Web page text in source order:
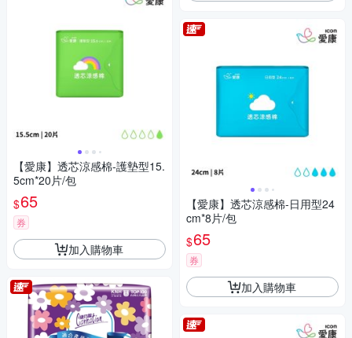
【愛康】透芯涼感棉-護墊型15.
5cm*20片/包
$65
券
加入購物車
【愛康】透芯涼感棉-日用型24
cm*8片/包
$65
券
加入購物車